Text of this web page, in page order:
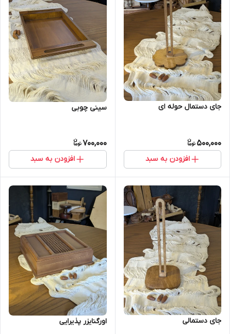
جای دستمال حوله ای
500,000
افزودن به سبد
سینی چوبی
700,000
افزودن به سبد
جای دستمالی اورگنایزر پذیرایی